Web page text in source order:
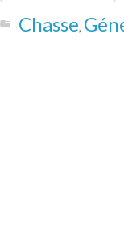
Chasse,